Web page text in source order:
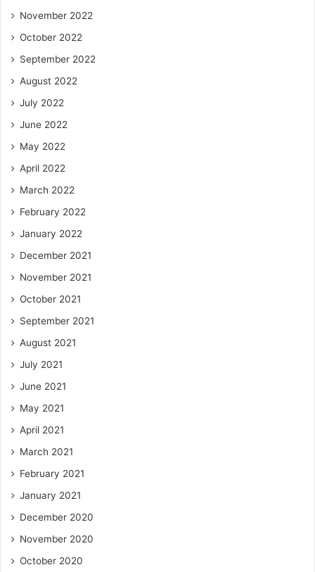
November 2022
October 2022
September 2022
August 2022
July 2022
June 2022
May 2022
April 2022
March 2022
February 2022
January 2022
December 2021
November 2021
October 2021
September 2021
August 2021
July 2021
June 2021
May 2021
April 2021
March 2021
February 2021
January 2021
December 2020
November 2020
October 2020